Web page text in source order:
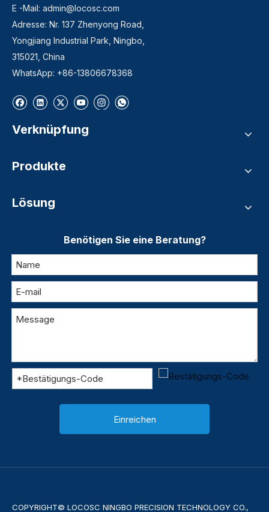
E -Mail: admin@locosc.com
Adresse: Nr. 137 Zhenyong Road,
Yongjiang Industrial Park, Ningbo,
315021, China
WhatsApp: +86-13806678368
Verknüpfung
Produkte
Lösung
Benötigen Sie eine Beratung?
Einreichen
COPYRIGHT© LOCOSC NINGBO PRECISION TECHNOLOGY CO.,